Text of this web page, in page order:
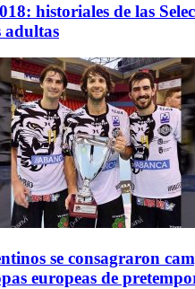
historiales de las
adultas
se consagraron
europeas de